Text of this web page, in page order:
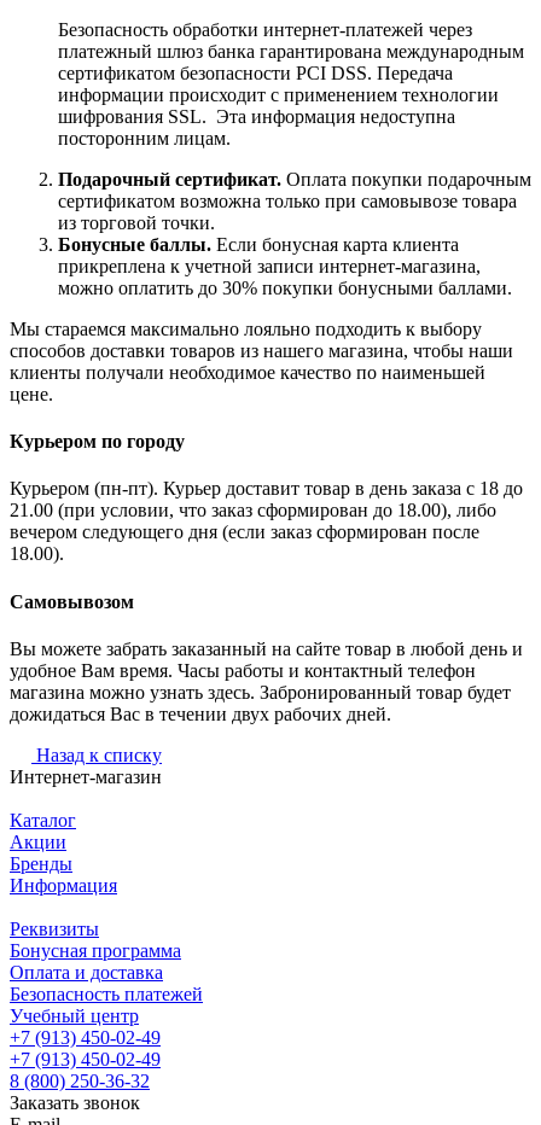
Безопасность обработки интернет-платежей через
платежный шлюз банка гарантирована международным
сертификатом безопасности PCI DSS. Передача
информации происходит с применением технологии
шифрования SSL. Эта информация недоступна
посторонним лицам.
Подарочный сертификат. Оплата покупки подарочным
сертификатом возможна только при самовывозе товара
из торговой точки.
Бонусные баллы. Если бонусная карта клиента
прикреплена к учетной записи интернет-магазина,
можно оплатить до 30% покупки бонусными баллами.
Мы стараемся максимально лояльно подходить к выбору
способов доставки товаров из нашего магазина, чтобы наши
клиенты получали необходимое качество по наименьшей
цене.
Курьером по городу
Курьером (пн-пт). Курьер доставит товар в день заказа с 18 до
21.00 (при условии, что заказ сформирован до 18.00), либо
вечером следующего дня (если заказ сформирован после
18.00).
Самовывозом
Вы можете забрать заказанный на сайте товар в любой день и
удобное Вам время. Часы работы и контактный телефон
магазина можно узнать здесь. Забронированный товар будет
дожидаться Вас в течении двух рабочих дней.
Назад к списку
Интернет-магазин
Каталог
Акции
Бренды
Информация
Реквизиты
Бонусная программа
Оплата и доставка
Безопасность платежей
Учебный центр
+7 (913) 450-02-49
+7 (913) 450-02-49
8 (800) 250-36-32
Заказать звонок